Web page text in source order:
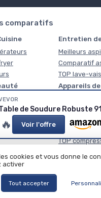
de Soudure Robuste
🔥 Voir l'offre
comparatifs
Entretien
Meilleurs
Comparatif
TOP lave-
cheveux
électriques
cheveux
Appareils
Meilleurs
Comparatif
pression
TOP
tondeuse sans fil
nettoyeur de
Robot
Comparatif
cookies et vous donne le
activer
Tout accepter